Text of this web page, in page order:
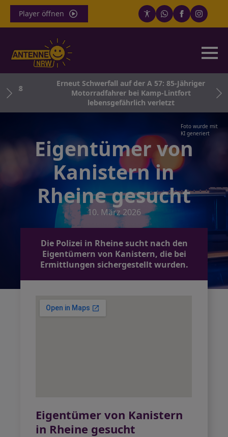
Player öffnen
Erneut Schwerfall auf der A 57: 85-Jähriger
Motorradfahrer bei Kamp-Lintfort
lebensgefährlich verletzt
Foto wurde mit
KI generiert
Eigentümer von
Kanistern in
Rheine gesucht
10. März 2026
Die Polizei in Rheine sucht nach den
Eigentümern von Kanistern, die bei
Ermittlungen sichergestellt wurden.
Eigentümer von Kanistern
in Rheine gesucht